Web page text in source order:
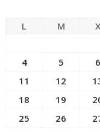
s
L M X
4
5 6
11
12
18
19
25
26